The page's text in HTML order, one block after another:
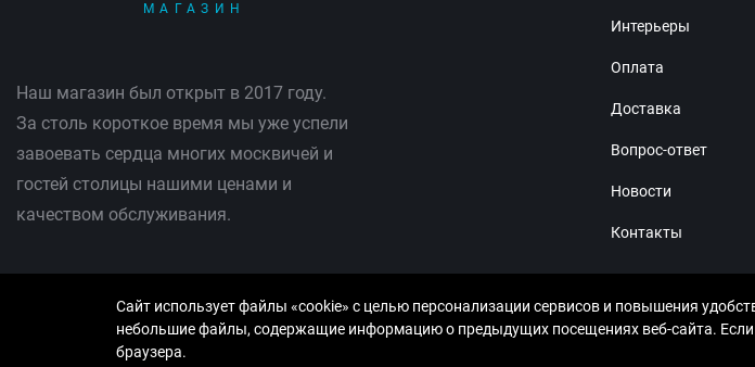
МАГАЗИН
Наш магазин был открыт в 2017 году.
За столь короткое время мы уже успели
завоевать сердца многих москвичей и
гостей столицы нашими ценами и
качеством обслуживания.
Интерьеры
Оплата
Доставка
Вопрос-ответ
Новости
Контакты
© Copyright 2013-2026 KERAMA MARAZZI, ООО «Рутайл»
Сайт использует файлы «cookie» с целью персонализации сервисов и повышения
небольшие файлы, содержащие информацию о предыдущих посещениях веб-сайта. Если
браузера.